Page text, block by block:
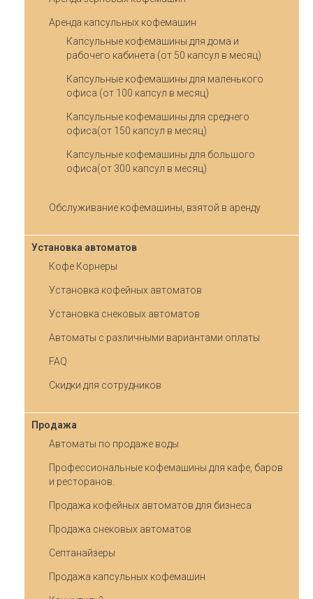
Аренда капсульных кофемашин
Капсульные кофемашины для дома и
рабочего кабинета (от 50 капсул в месяц)
Капсульные кофемашины для маленького
офиса (от 100 капсул в месяц)
Капсульные кофемашины для среднего
офиса(от 150 капсул в месяц)
Капсульные кофемашины для большого
офиса(от 300 капсул в месяц)
Обслуживание кофемашины, взятой в аренду
Установка автоматов
Кофе Корнеры
Установка кофейных автоматов
Установка снековых автоматов
Автоматы с различными вариантами оплаты
FAQ
Скидки для сотрудников
Продажа
Автоматы по продаже воды
Профессиональные кофемашины для кафе, баров
и ресторанов.
Продажа кофейных автоматов для бизнеса
Продажа снековых автоматов
Септанайзеры
Продажа капсульных кофемашин